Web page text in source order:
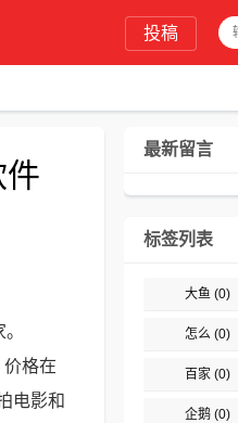
投稿
格在
电影和
最新留言
标签列表
大鱼 (0)
怎么 (0)
百家 (0)
企鹅 (0)